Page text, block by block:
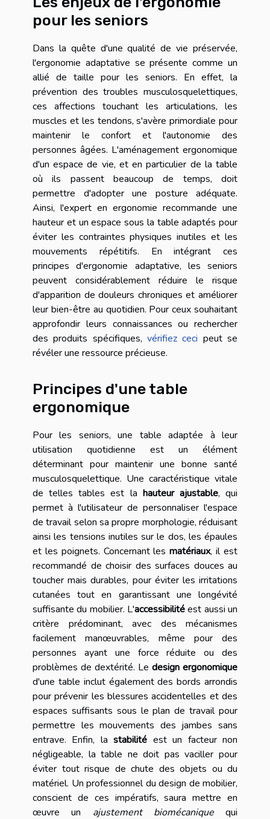
pour les seniors
Dans la quête d'une qualité de vie préservée,
l'ergonomie adaptative se présente comme un
allié de taille pour les seniors. En effet, la
prévention des troubles musculosquelettiques,
ces affections touchant les articulations, les
muscles et les tendons, s'avère primordiale pour
maintenir le confort et l'autonomie des
personnes âgées. L'aménagement ergonomique
d'un espace de vie, et en particulier de la table
où ils passent beaucoup de temps, doit
permettre d'adopter une posture adéquate.
Ainsi, l'expert en ergonomie recommande une
hauteur et un espace sous la table adaptés pour
éviter les contraintes physiques inutiles et les
mouvements répétitifs. En intégrant ces
principes d'ergonomie adaptative, les seniors
peuvent considérablement réduire le risque
d'apparition de douleurs chroniques et améliorer
leur bien-être au quotidien. Pour ceux souhaitant
approfondir leurs connaissances ou rechercher
des produits spécifiques, vérifiez ceci peut se
révéler une ressource précieuse.
Principes d'une table
ergonomique
Pour les seniors, une table adaptée à leur
utilisation quotidienne est un élément
déterminant pour maintenir une bonne santé
musculosquelettique. Une caractéristique vitale
de telles tables est la hauteur ajustable, qui
permet à l'utilisateur de personnaliser l'espace
de travail selon sa propre morphologie, réduisant
ainsi les tensions inutiles sur le dos, les épaules
et les poignets. Concernant lesmatériaux, il est
recommandé de choisir des surfaces douces au
toucher mais durables, pour éviter les irritations
cutanées tout en garantissant une longévité
suffisante du mobilier. L'accessibilitéest aussi un
critère prédominant, avec des mécanismes
facilement manœuvrables, même pour des
personnes ayant une force réduite ou des
problèmes de dextérité. Le design ergonomique
d'une table inclut également des bords arrondis
pour prévenir les blessures accidentelles et des
espaces suffisants sous le plan de travail pour
permettre les mouvements des jambes sans
entrave. Enfin, lastabilité est un facteur non
négligeable, la table ne doit pas vaciller pour
éviter tout risque de chute des objets ou du
matériel. Un professionnel du design de mobilier,
conscient de ces impératifs, saura mettre en
œuvre un ajustement biomécaniquequi